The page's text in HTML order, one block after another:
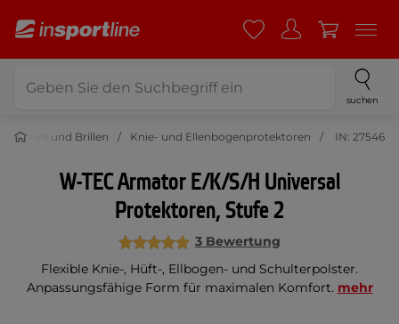
suchen
und Brillen Knie- und Ellenbogenprotektoren IN: 27546
W-TEC Armator E/K/S/H Universal
Protektoren, Stufe 2
3 Bewertung
Flexible Knie-, Hüft-, Ellbogen- und Schulterpolster.
Anpassungsfähige Form für maximalen Komfort. mehr